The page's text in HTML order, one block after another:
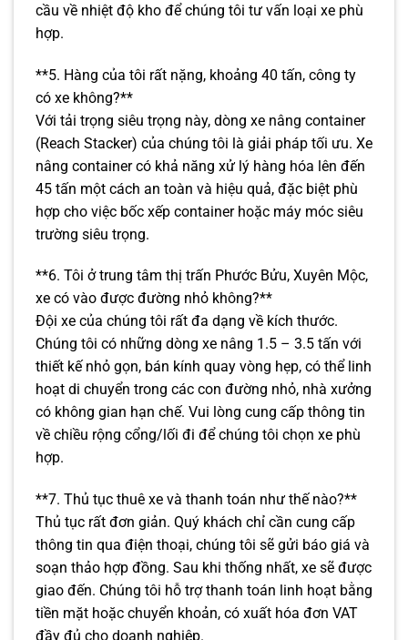
cầu về nhiệt độ kho để chúng tôi tư vấn loại xe phù
hợp.
**5. Hàng của tôi rất nặng, khoảng 40 tấn, công ty
có xe không?**
Với tải trọng siêu trọng này, dòng xe nâng container
(Reach Stacker) của chúng tôi là giải pháp tối ưu. Xe
nâng container có khả năng xử lý hàng hóa lên đến
45 tấn một cách an toàn và hiệu quả, đặc biệt phù
hợp cho việc bốc xếp container hoặc máy móc siêu
trường siêu trọng.
**6. Tôi ở trung tâm thị trấn Phước Bửu, Xuyên Mộc,
xe có vào được đường nhỏ không?**
Đội xe của chúng tôi rất đa dạng về kích thước.
Chúng tôi có những dòng xe nâng 1.5 – 3.5 tấn với
thiết kế nhỏ gọn, bán kính quay vòng hẹp, có thể linh
hoạt di chuyển trong các con đường nhỏ, nhà xưởng
có không gian hạn chế. Vui lòng cung cấp thông tin
về chiều rộng cổng/lối đi để chúng tôi chọn xe phù
hợp.
**7. Thủ tục thuê xe và thanh toán như thế nào?**
Thủ tục rất đơn giản. Quý khách chỉ cần cung cấp
thông tin qua điện thoại, chúng tôi sẽ gửi báo giá và
soạn thảo hợp đồng. Sau khi thống nhất, xe sẽ được
giao đến. Chúng tôi hỗ trợ thanh toán linh hoạt bằng
tiền mặt hoặc chuyển khoản, có xuất hóa đơn VAT
đầy đủ cho doanh nghiệp.